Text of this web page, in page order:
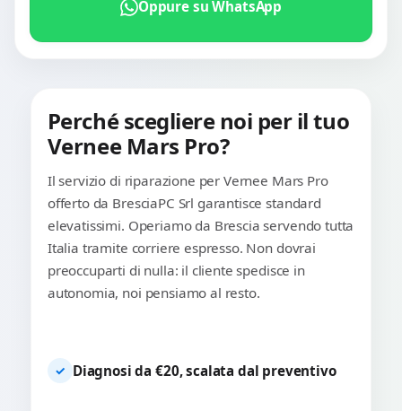
Oppure su WhatsApp
Perché scegliere noi per il tuo
Vernee Mars Pro?
Il servizio di riparazione per Vernee Mars Pro
offerto da BresciaPC Srl garantisce standard
elevatissimi. Operiamo da Brescia servendo tutta
Italia tramite corriere espresso. Non dovrai
preoccuparti di nulla: il cliente spedisce in
autonomia, noi pensiamo al resto.
✓ Diagnosi da €20, scalata dal preventivo